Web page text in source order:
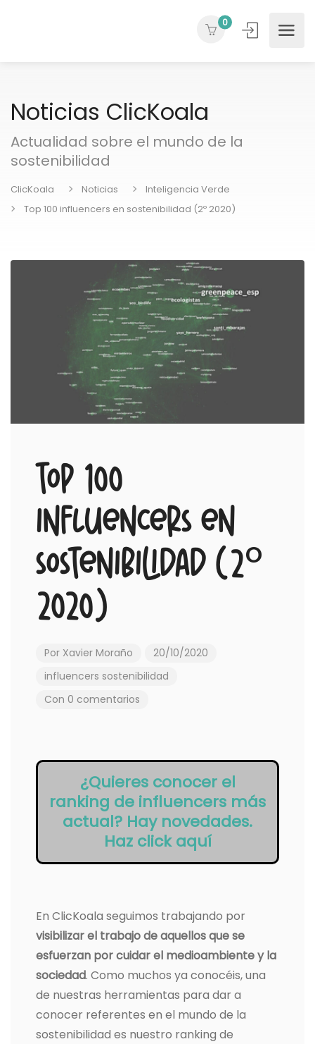
0
Noticias ClicKoala
Actualidad sobre el mundo de la
sostenibilidad
ClicKoala Noticias
Inteligencia Verde
Top 100 influencers en sostenibilidad (2º 2020)
Top 100
influencers en
sostenibilidad (2º
2020)
Por Xavier Moraño
20/10/2020
influencers sostenibilidad
Con 0 comentarios
¿Quieres conocer el
ranking de influencers más
actual? Hay novedades.
Haz click aquí
En ClicKoala seguimos trabajando por
visibilizar el trabajo de aquellos que se
esfuerzan por cuidar el medioambiente y la
sociedad. Como muchos ya conocéis, una
de nuestras herramientas para dar a
conocer referentes en el mundo de la
sostenibilidad es nuestro ranking de